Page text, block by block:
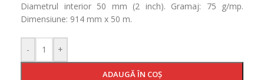
Diametrul interior 50 mm (2 inch). Gramaj: 75 g/mp.
Dimensiune: 914 mm x 50 m.
- +
ADAUGĂ ÎN COȘ